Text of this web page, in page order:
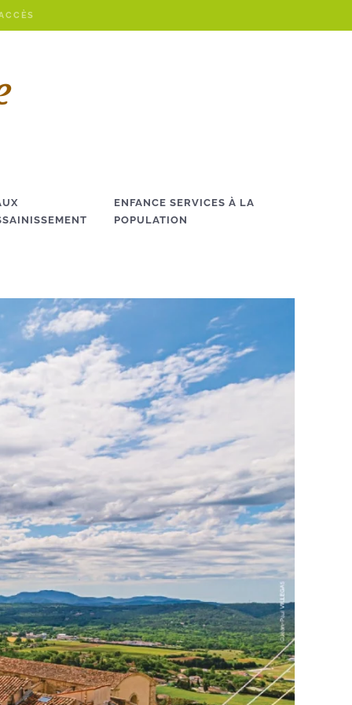
ENFANCE SERVICES À LA
POPULATION